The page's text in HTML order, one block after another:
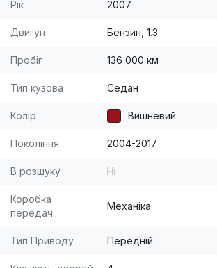
Рік 2007
Двигун Бензин, 1.3
Пробіг 136 000 км
Тип кузова Седан
Колір Вишневий
Покоління 2004-2017
В розшуку Ні
Коробка
передач
Механіка
Тип Приводу Передній